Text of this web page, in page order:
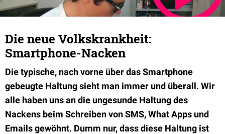
Die neue Volkskrankheit:
Smartphone-Nacken
Die typische, nach vorne über das Smartphone
gebeugte Haltung sieht man immer und überall. Wir
alle haben uns an die ungesunde Haltung des
Nackens beim Schreiben von SMS, What Apps und
Emails gewöhnt. Dumm nur, dass diese Haltung ist